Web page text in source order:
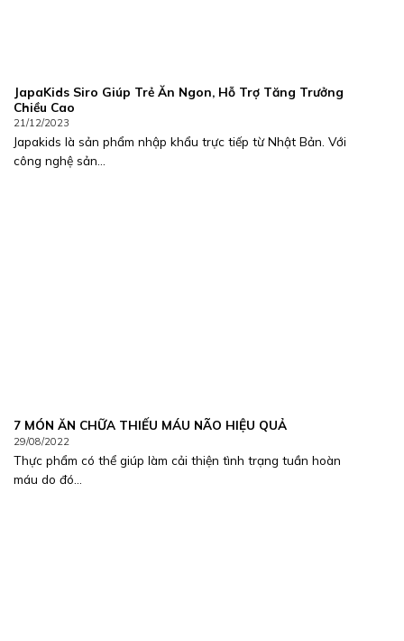
JapaKids Siro Giúp Trẻ Ăn Ngon, Hỗ Trợ Tăng Trưởng
Chiều Cao
21/12/2023
Japakids là sản phẩm nhập khẩu trực tiếp từ Nhật Bản. Với
công nghệ sản...
7 MÓN ĂN CHỮA THIẾU MÁU NÃO HIỆU QUẢ
29/08/2022
Thực phẩm có thể giúp làm cải thiện tình trạng tuần hoàn
máu do đó...